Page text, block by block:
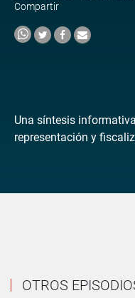
Compartir
Una síntesis
representación y
OTROS